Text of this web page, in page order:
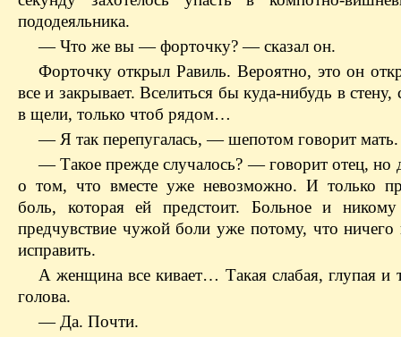
пододеяльника.
— Что же вы — форточку? — сказал он.
Форточку открыл Равиль. Вероятно, это он
все и закрывает. Вселиться бы куда-нибудь в стену,
в щели, только чтоб рядом…
— Я так перепугалась, — шепотом говорит мать.
— Такое прежде случалось? — говорит отец, но
о том, что вместе уже невозможно. И только
боль, которая ей предстоит. Больное и
предчувствие чужой боли уже потому, что
исправить.
А женщина все кивает… Такая слабая, глупая и
голова.
— Да. Почти.